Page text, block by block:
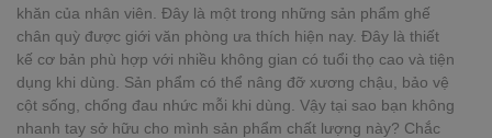
khăn của nhân viên. Đây là một trong những sản phẩm ghế
chân quỳ được giới văn phòng ưa thích hiện nay. Đây là thiết
kế cơ bản phù hợp với nhiều không gian có tuổi thọ cao và tiện
dụng khi dùng. Sản phẩm có thể nâng đỡ xương chậu, bảo vệ
cột sống, chống đau nhức mỗi khi dùng. Vậy tại sao bạn không
nhanh tay sở hữu cho mình sản phẩm chất lượng này? Chắc